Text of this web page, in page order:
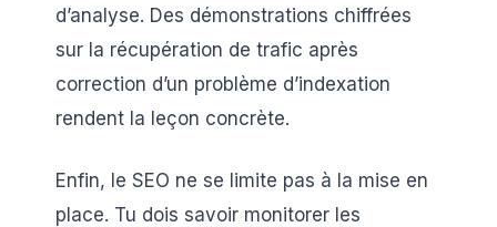
d’analyse. Des démonstrations chiffrées
sur la récupération de trafic après
correction d’un problème d’indexation
rendent la leçon concrète.
Enfin, le SEO ne se limite pas à la mise en
place. Tu dois savoir monitorer les